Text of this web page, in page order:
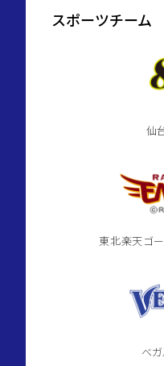
スポーツチーム
仙
東北楽天ゴ
ベ